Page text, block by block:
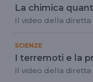
La chimica
Il video della
SCIENZE
I terremoti e la
Il video della